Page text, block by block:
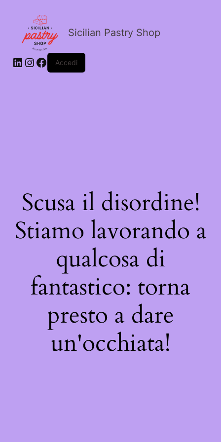
Sicilian Pastry Shop
Accedi
Scusa il disordine!
Stiamo lavorando a
qualcosa di
fantastico: torna
presto a dare
un'occhiata!